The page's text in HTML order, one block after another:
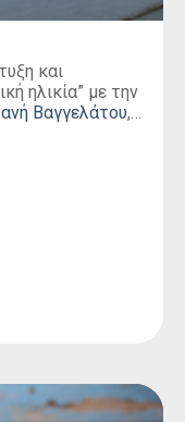
και
ηλικία” με την
Βαγγελάτου,
ενός παιδιού